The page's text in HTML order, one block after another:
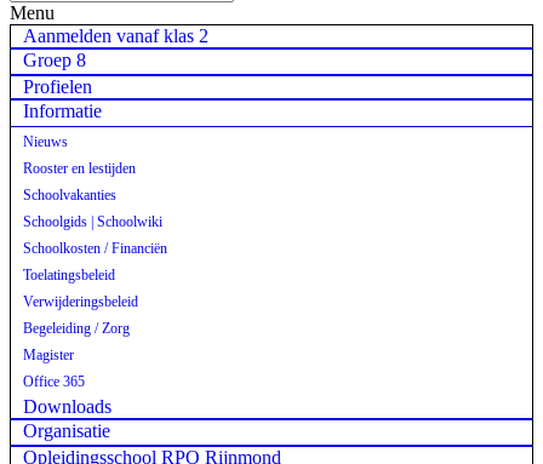
Menu
Aanmelden vanaf klas 2
Groep 8
Profielen
Informatie
Nieuws
Rooster en lestijden
Schoolvakanties
Schoolgids | Schoolwiki
Schoolkosten / Financiën
Toelatingsbeleid
Verwijderingsbeleid
Begeleiding / Zorg
Magister
Office 365
Downloads
Organisatie
Opleidingsschool RPO Rijnmond